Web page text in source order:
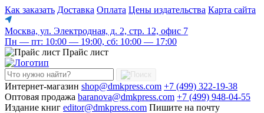
Как заказать Доставка Оплата Цены издательства Карта сайта
Москва, ул. Электродная, д. 2, стр. 12, офис 7
Пн — пт: 10:00 — 19:00, сб: 10:00 — 17:00
Прайс лист
Интернет-магазин shop@dmkpress.com +7 (499) 322-19-38
Оптовая продажа baranova@dmkpress.com +7 (499) 948-04-55
Издание книг editor@dmkpress.com Пишите на почту